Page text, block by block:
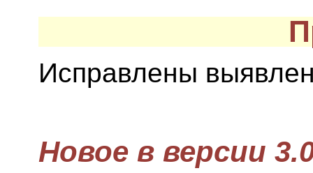
Исправлены
Новое в версии